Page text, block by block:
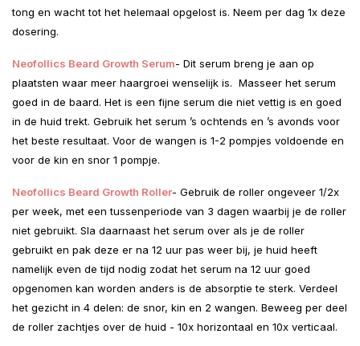
tong en wacht tot het helemaal opgelost is. Neem per dag 1x deze
dosering.
Neofollics Beard Growth Serum- Dit serum breng je aan op
plaatsten waar meer haargroei wenselijk is. Masseer het serum
goed in de baard. Het is een fijne serum die niet vettig is en goed
in de huid trekt. Gebruik het serum ’s ochtends en ’s avonds voor
het beste resultaat. Voor de wangen is 1-2 pompjes voldoende en
voor de kin en snor 1 pompje.
Neofollics Beard Growth Roller- Gebruik de roller ongeveer 1/2x
per week, met een tussenperiode van 3 dagen waarbij je de roller
niet gebruikt. Sla daarnaast het serum over als je de roller
gebruikt en pak deze er na 12 uur pas weer bij, je huid heeft
namelijk even de tijd nodig zodat het serum na 12 uur goed
opgenomen kan worden anders is de absorptie te sterk. Verdeel
het gezicht in 4 delen: de snor, kin en 2 wangen. Beweeg per deel
de roller zachtjes over de huid - 10x horizontaal en 10x verticaal.